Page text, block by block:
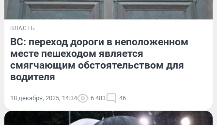
ВЛАСТЬ
ВС: переход дороги в неположенном
месте пешеходом является
смягчающим обстоятельством для
водителя
18 декабря, 2025, 14:34 6 483 46